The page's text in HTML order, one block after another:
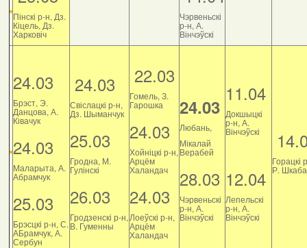
Пінскі р-н, Дз.
Кіцель, Дз.
Харковіч
Чэрвеньскі
р-н, А.
Вінчэўскі
24.03
Брэст, Э.
Данцова, А.
Ківачук
24.03
Маларыта, А.
Абрамчук
25.03
Брэсцкі р-н, С.
АБрамчук, А.
Сербун
24.03
Свіслацкі р-н,
Дз. Шыманчук
25.03
Гродна, М.
Гулінскі
26.03
Гродзенскі р-н,
В. Гуменны
22.03
Гомель, З.
Гарошка
24.03
Хойніцкі р-н,
Арцём
Халандач
24.03
Лоеўскі р-н,
Арцём
Халандач
24.03
Любань,
Мікалай
Верабей
28.03
Чэрвеньскі
р-н, А.
Вінчэўскі
11.04
Докшыцкі
р-н, А.
Вінчэўскі
12.04
Лепельскі
р-н, А.
Вінчэўскі
Горацкі
Р.